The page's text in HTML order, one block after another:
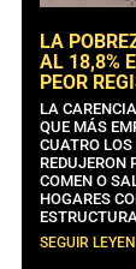
LA
AL 18,8%
PEOR
LA
QUE MÁS
CUATRO
REDUJERON
COMEN O
HOGARES
SEGUIR